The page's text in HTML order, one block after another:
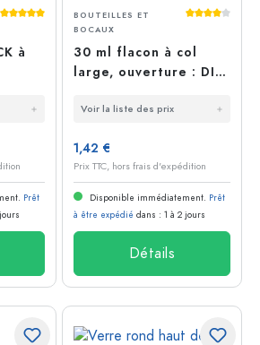
Note moyenne de 5 sur 5 étoiles
à
Prêt
Note
BOUTEILLES ET
BOCAUX
30 ml flacon à col
large, ouverture : DIN
Voir la liste des prix
1,42 €
Prix TTC, hors frais d'expédition
Disponible immédiatement. Prêt
à être expédié dans : 1 à 2 jours
Détails